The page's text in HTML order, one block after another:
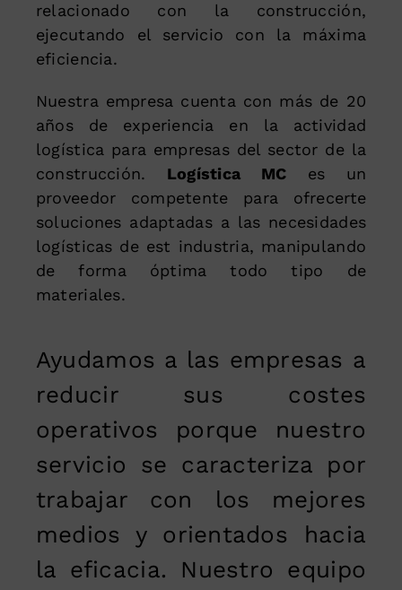
relacionado con la construcción,
ejecutando el servicio con la máxima
eficiencia.
Nuestra empresa cuenta con más de 20
años de experiencia en la actividad
logística para empresas del sector de la
construcción. Logística MC es un
proveedor competente para ofrecerte
soluciones adaptadas a las necesidades
logísticas de est industria, manipulando
de forma óptima todo tipo de
materiales.
Ayudamos a las empresas a
reducir sus costes
operativos porque nuestro
servicio se caracteriza por
trabajar con los mejores
medios y orientados hacia
la eficacia. Nuestro equipo